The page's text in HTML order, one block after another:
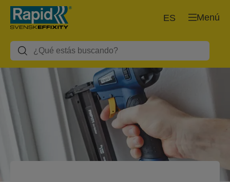
Menú
ES